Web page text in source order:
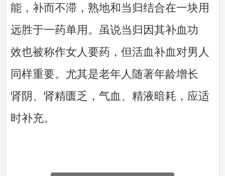
能，补而不滞，熟地和当归结合在一块用
远胜于一药单用。虽说当归因其补血功
效也被称作女人要药，但活血补血对男人
同样重要。尤其是老年人随著年龄增长
肾阴、肾精匮乏，气血、精液暗耗，应适
时补充。